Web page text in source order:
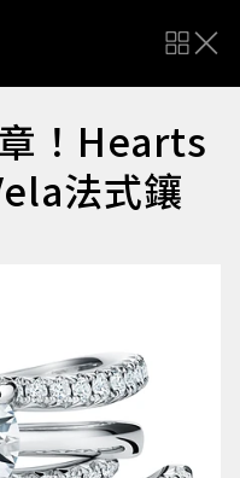
！Hearts
法式鑲